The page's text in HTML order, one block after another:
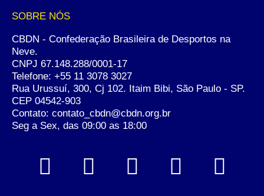
SOBRE NÓS
CBDN - Confederação Brasileira de Desportos na
Neve.
CNPJ 67.148.288/0001-17
Telefone: +55 11 3078 3027
Rua Urussuí, 300, Cj 102. Itaim Bibi, São Paulo - SP.
CEP 04542-903
Contato: contato_cbdn@cbdn.org.br
Seg a Sex, das 09:00 as 18:00